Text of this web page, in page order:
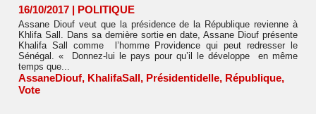
16/10/2017 | POLITIQUE
Assane Diouf veut que la présidence de la République revienne à
Khlifa Sall. Dans sa dernière sortie en date, Assane Diouf présente
Khalifa Sall comme l’homme Providence qui peut redresser le
Sénégal. « Donnez-lui le pays pour qu’il le développe en même
temps que...
AssaneDiouf, KhalifaSall, Présidentidelle, République,
Vote